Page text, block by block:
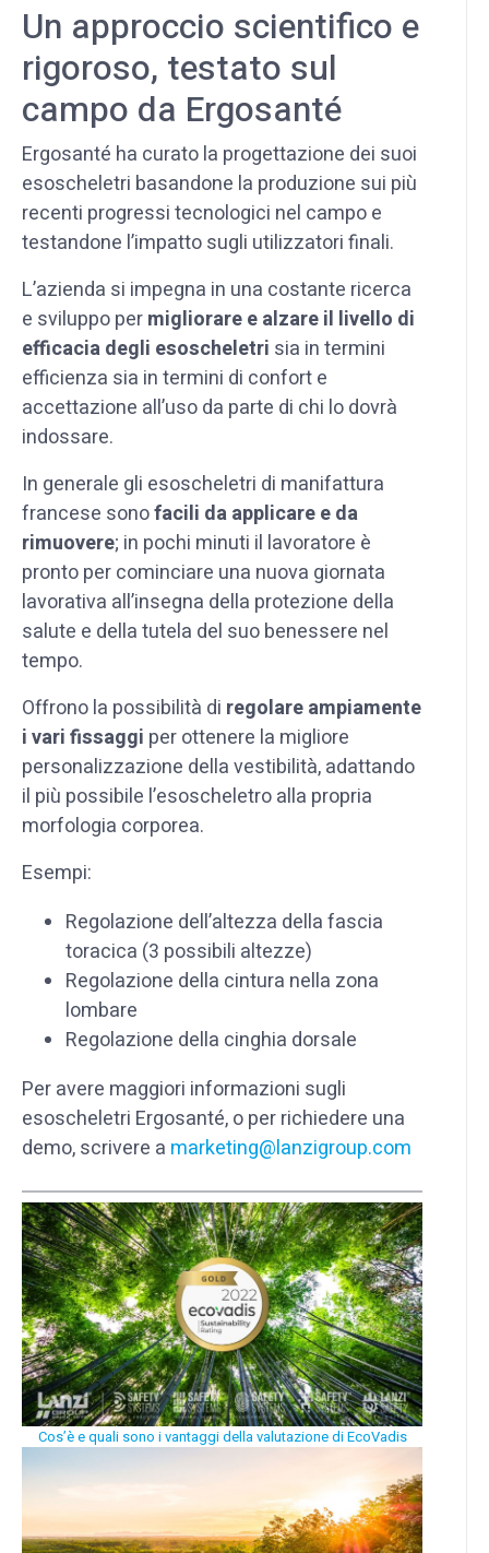
Un approccio scientifico e
rigoroso, testato sul
campo da Ergosanté
Ergosanté ha curato la progettazione dei suoi
esoscheletri basandone la produzione sui più
recenti progressi tecnologici nel campo e
testandone l’impatto sugli utilizzatori finali.
L’azienda si impegna in una costante ricerca
e sviluppo permigliorare e alzare il livello di
efficacia degli esoscheletri sia in termini
efficienza sia in termini di confort e
accettazione all’uso da parte di chi lo dovrà
indossare.
In generale gli esoscheletri di manifattura
francese sonofacili da applicare e da
rimuovere; in pochi minuti il lavoratore è
pronto per cominciare una nuova giornata
lavorativa all’insegna della protezione della
salute e della tutela del suo benessere nel
tempo.
Offrono la possibilità di regolare ampiamente
i vari fissaggi per ottenere la migliore
personalizzazione della vestibilità, adattando
il più possibile l’esoscheletro alla propria
morfologia corporea.
Esempi:
Regolazione dell’altezza della fascia
toracica (3 possibili altezze)
Regolazione della cintura nella zona
lombare
Regolazione della cinghia dorsale
Per avere maggiori informazioni sugli
esoscheletri Ergosanté, o per richiedere una
demo, scrivere a marketing@lanzigroup.com
Cos’è e quali sono i vantaggi della valutazione di EcoVadis